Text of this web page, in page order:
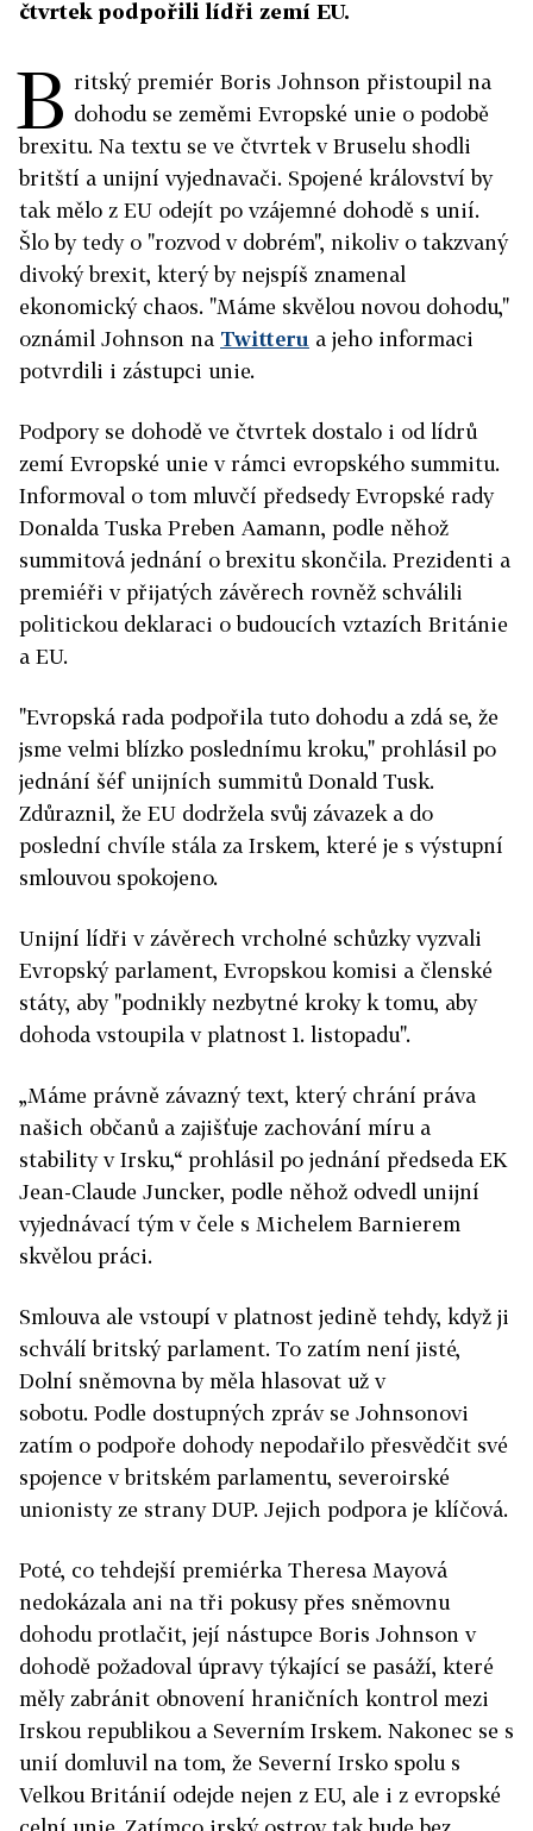
čtvrtek podpořili lídři zemí EU.
B ritský premiér Boris Johnson přistoupil na
dohodu se zeměmi Evropské unie o podobě
brexitu. Na textu se ve čtvrtek v Bruselu shodli
britští a unijní vyjednavači. Spojené království by
tak mělo z EU odejít po vzájemné dohodě s unií.
Šlo by tedy o "rozvod v dobrém", nikoliv o takzvaný
divoký brexit, který by nejspíš znamenal
ekonomický chaos. "Máme skvělou novou dohodu,"
oznámil Johnson na Twitteru a jeho informaci
potvrdili i zástupci unie.
Podpory se dohodě ve čtvrtek dostalo i od lídrů
zemí Evropské unie v rámci evropského summitu.
Informoval o tom mluvčí předsedy Evropské rady
Donalda Tuska Preben Aamann, podle něhož
summitová jednání o brexitu skončila. Prezidenti a
premiéři v přijatých závěrech rovněž schválili
politickou deklaraci o budoucích vztazích Británie
a EU.
"Evropská rada podpořila tuto dohodu a zdá se, že
jsme velmi blízko poslednímu kroku," prohlásil po
jednání šéf unijních summitů Donald Tusk.
Zdůraznil, že EU dodržela svůj závazek a do
poslední chvíle stála za Irskem, které je s výstupní
smlouvou spokojeno.
Unijní lídři v závěrech vrcholné schůzky vyzvali
Evropský parlament, Evropskou komisi a členské
státy, aby "podnikly nezbytné kroky k tomu, aby
dohoda vstoupila v platnost 1. listopadu".
„Máme právně závazný text, který chrání práva
našich občanů a zajišťuje zachování míru a
stability v Irsku,“ prohlásil po jednání předseda EK
Jean-Claude Juncker, podle něhož odvedl unijní
vyjednávací tým v čele s Michelem Barnierem
skvělou práci.
Smlouva ale vstoupí v platnost jedině tehdy, když ji
schválí britský parlament. To zatím není jisté,
Dolní sněmovna by měla hlasovat už v
sobotu. Podle dostupných zpráv se Johnsonovi
zatím o podpoře dohody nepodařilo přesvědčit své
spojence v britském parlamentu, severoirské
unionisty ze strany DUP. Jejich podpora je klíčová.
Poté, co tehdejší premiérka Theresa Mayová
nedokázala ani na tři pokusy přes sněmovnu
dohodu protlačit, její nástupce Boris Johnson v
dohodě požadoval úpravy týkající se pasáží, které
měly zabránit obnovení hraničních kontrol mezi
Irskou republikou a Severním Irskem. Nakonec se s
unií domluvil na tom, že Severní Irsko spolu s
Velkou Británií odejde nejen z EU, ale i z evropské